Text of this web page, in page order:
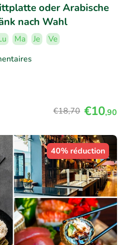
oder Arabische
nach Wahl
Ma Je
Ve
€18,70 €10,90
40% réduction